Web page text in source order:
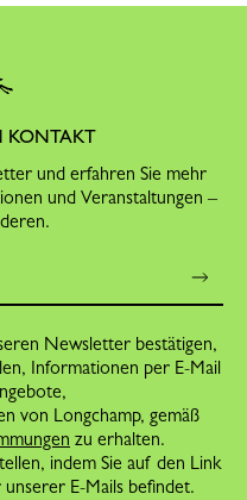
KONTAKT
und erfahren Sie mehr
und Veranstaltungen –
Newsletter bestätigen,
Informationen per E-Mail
von Longchamp, gemäß
zu erhalten.
indem Sie auf den Link
E-Mails befindet.